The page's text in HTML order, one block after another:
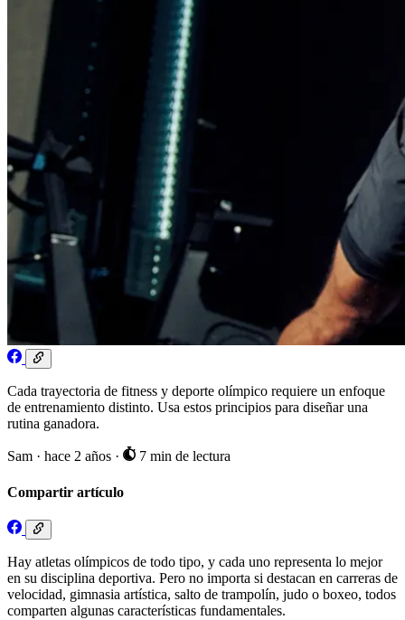
Cada trayectoria de fitness y deporte olímpico requiere un enfoque
de entrenamiento distinto. Usa estos principios para diseñar una
rutina ganadora.
Sam · hace 2 años · 7 min de lectura
Compartir artículo
Hay atletas olímpicos de todo tipo, y cada uno representa lo mejor
en su disciplina deportiva. Pero no importa si destacan en carreras de
velocidad, gimnasia artística, salto de trampolín, judo o boxeo, todos
comparten algunas características fundamentales.